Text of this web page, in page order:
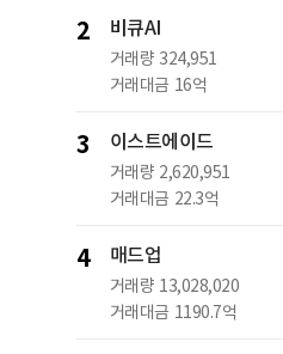
2 비큐AI
거래량 324,951
거래대금 16억
3 이스트에이드
거래량 2,620,951
거래대금 22.3억
4 매드업
거래량 13,028,020
거래대금 1190.7억